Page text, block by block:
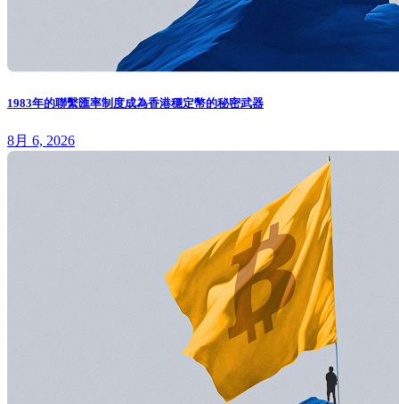
1983年的聯繫匯率制度成為香港穩定幣的秘密武器
8月 6, 2026